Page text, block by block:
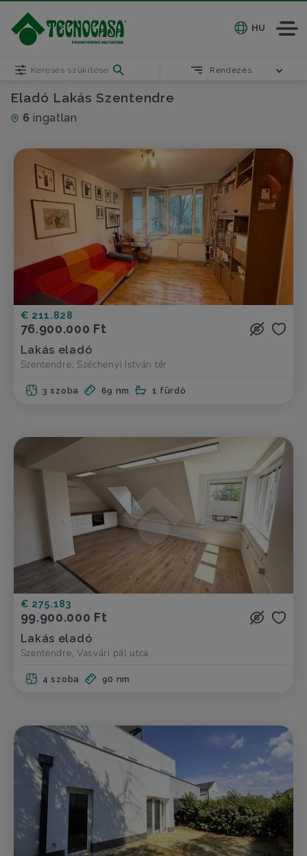
HU
Eladó Lakás Szentendre
6 ingatlan
Keresés szűkítése Rendezés
€ 211.828
76.900.000 Ft
Lakás eladó
Szentendre, Széchenyi István tér
3 szoba 69 nm 1 fürdő
€ 275.183
99.900.000 Ft
Lakás eladó
Szentendre, Vasvári pál utca
4 szoba 90 nm